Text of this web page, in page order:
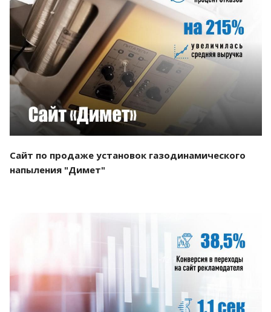
Смотреть проект
Сайт по продаже установок газодинамического
напыления "Димет"